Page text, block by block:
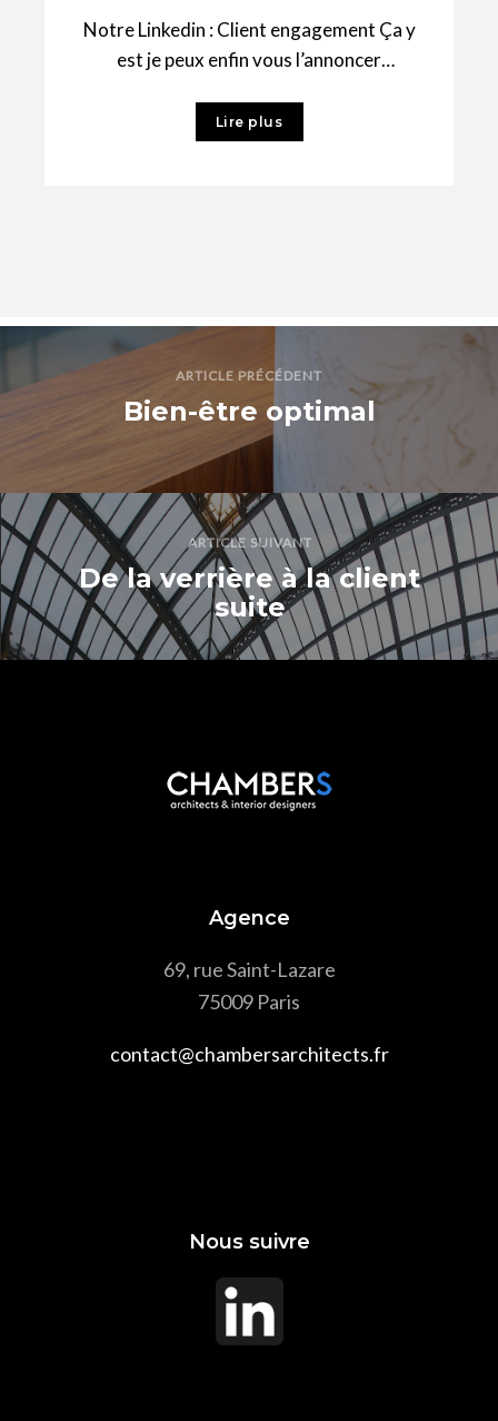
Notre Linkedin : Client engagement Ça y
est je peux enfin vous l’annoncer
architects est
Lire plus
ARTICLE PRÉCÉDENT
Bien-être optimal
ARTICLE SUIVANT
De la verrière à la client
suite
Agence
69, rue Saint-Lazare
75009 Paris
contact@chambersarchitects.fr
Nous suivre